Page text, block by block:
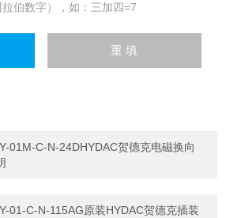
伯数字），如：三加四=7
01M-C-N-24DHYDAC贺德克电磁换向
01-C-N-115AG原装HYDAC贺德克插装